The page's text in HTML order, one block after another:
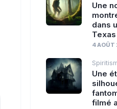
Une
dans
Texas
4
Une
filmé